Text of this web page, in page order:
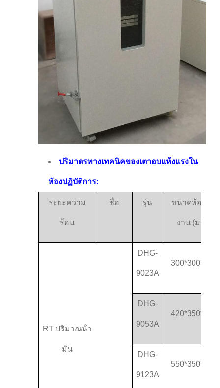
ปริมาตรทางเทคนิคของเตาอบแห้งแรงใน
ห้องปฏิบัติการ:
ระยะความ
ร้อน
ชื่อ รุ่น ขนาดห้องทํา
งาน (มม.)
RT ปริมาณน้ํา
มัน
DHG-
9023A
300*300*270
DHG-
9053A
420*350*350
DHG-
9123A
550*350*550